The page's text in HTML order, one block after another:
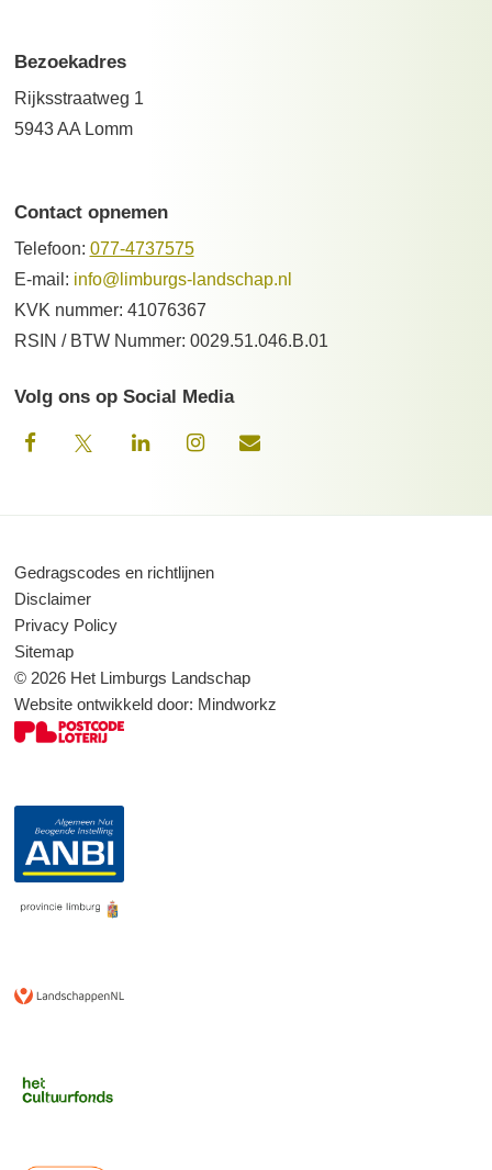
Bezoekadres
Rijksstraatweg 1
5943 AA Lomm
Contact opnemen
Telefoon: 077-4737575
E-mail: info@limburgs-landschap.nl
KVK nummer: 41076367
RSIN / BTW Nummer: 0029.51.046.B.01
Volg ons op Social Media
Gedragscodes en richtlijnen
Disclaimer
Privacy Policy
Sitemap
© 2026 Het Limburgs Landschap
Website ontwikkeld door: Mindworkz